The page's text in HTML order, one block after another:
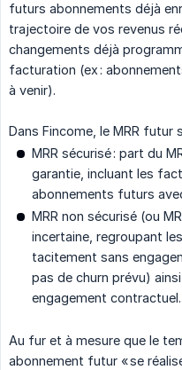
futurs abonnements déjà
trajectoire de vos revenus
changements déjà
facturation (ex :
à venir).
Dans Fincome, le MRR futur
MRR sécurisé : part du
garantie, incluant les
abonnements futurs
MRR non sécurisé (ou
incertaine, regroupant
tacitement sans
pas de churn prévu)
engagement contractuel.
Au fur et à mesure que le
abonnement futur « se